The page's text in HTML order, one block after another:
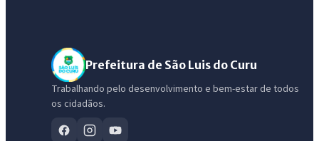
Prefeitura de São Luis do Curu
Trabalhando pelo desenvolvimento e bem-estar de todos
os cidadãos.